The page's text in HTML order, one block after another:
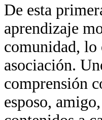
De esta
aprendizaje
comunidad, lo
asociación.
comprensión
esposo,